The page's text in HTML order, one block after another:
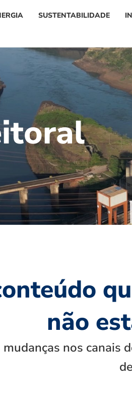
SUSTENTABILIDADE
itoral
não
mudanças nos canais